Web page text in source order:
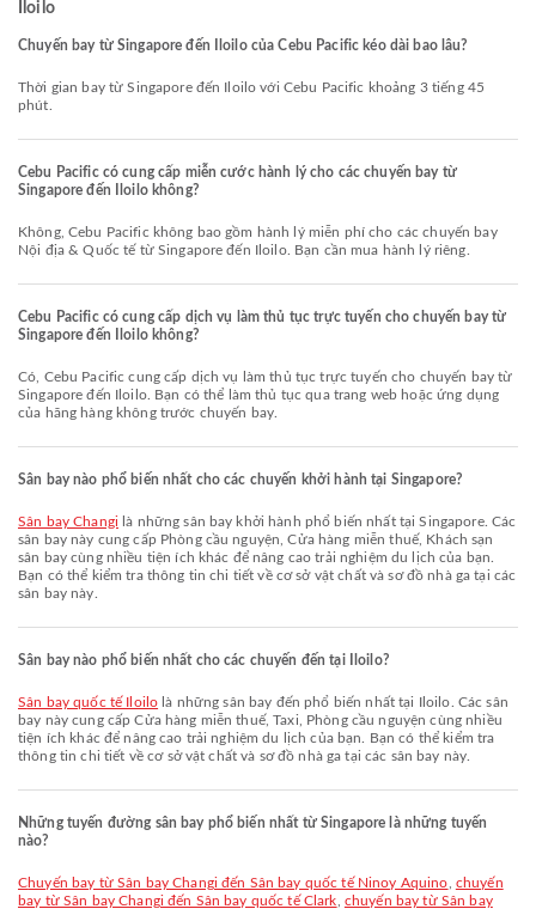
Iloilo
Chuyến bay từ Singapore đến Iloilo của Cebu Pacific kéo dài bao lâu?
Thời gian bay từ Singapore đến Iloilo với Cebu Pacific khoảng 3 tiếng 45
phút.
Cebu Pacific có cung cấp miễn cước hành lý cho các chuyến bay từ
Singapore đến Iloilo không?
Không, Cebu Pacific không bao gồm hành lý miễn phí cho các chuyến bay
Nội địa & Quốc tế từ Singapore đến Iloilo. Bạn cần mua hành lý riêng.
Cebu Pacific có cung cấp dịch vụ làm thủ tục trực tuyến cho chuyến bay từ
Singapore đến Iloilo không?
Có, Cebu Pacific cung cấp dịch vụ làm thủ tục trực tuyến cho chuyến bay từ
Singapore đến Iloilo. Bạn có thể làm thủ tục qua trang web hoặc ứng dụng
của hãng hàng không trước chuyến bay.
Sân bay nào phổ biến nhất cho các chuyến khởi hành tại Singapore?
Sân bay Changi là những sân bay khởi hành phổ biến nhất tại Singapore. Các
sân bay này cung cấp Phòng cầu nguyện, Cửa hàng miễn thuế, Khách sạn
sân bay cùng nhiều tiện ích khác để nâng cao trải nghiệm du lịch của bạn.
Bạn có thể kiểm tra thông tin chi tiết về cơ sở vật chất và sơ đồ nhà ga tại các
sân bay này.
Sân bay nào phổ biến nhất cho các chuyến đến tại Iloilo?
Sân bay quốc tế Iloilo là những sân bay đến phổ biến nhất tại Iloilo. Các sân
bay này cung cấp Cửa hàng miễn thuế, Taxi, Phòng cầu nguyện cùng nhiều
tiện ích khác để nâng cao trải nghiệm du lịch của bạn. Bạn có thể kiểm tra
thông tin chi tiết về cơ sở vật chất và sơ đồ nhà ga tại các sân bay này.
Những tuyến đường sân bay phổ biến nhất từ Singapore là những tuyến
nào?
chuyến bay từ Sân bay Changi đến Sân bay quốc tế Ninoy Aquino chuyến
bay từ Sân bay Changi đến Sân bay quốc tế Clark chuyến bay từ Sân bay